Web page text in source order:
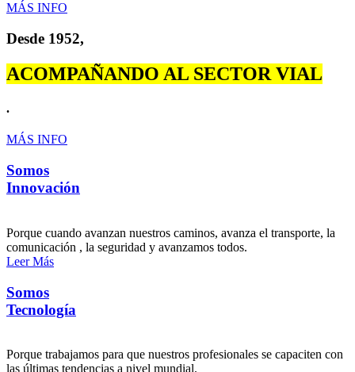
MÁS INFO
Desde 1952,
ACOMPAÑANDO AL SECTOR VIAL
.
MÁS INFO
Somos
Innovación
Porque cuando avanzan nuestros caminos, avanza el transporte, la
comunicación , la seguridad y avanzamos todos.
Leer Más
Somos
Tecnología
Porque trabajamos para que nuestros profesionales se capaciten con
las últimas tendencias a nivel mundial.